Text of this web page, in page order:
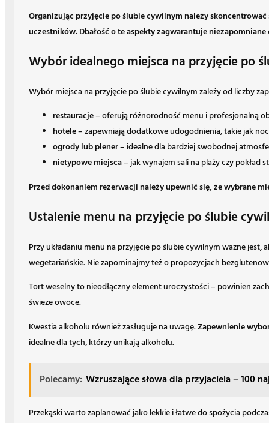
Organizując przyjęcie po ślubie cywilnym należy
uczestników. Dbałość o te aspekty zagwarantuje
Wybór idealnego miejsca na przyjęcie po
Wybór miejsca na przyjęcie po ślubie cywilnym zależy od liczby
restauracje– oferują różnorodność menu i profesjonalną
hotele– zapewniają dodatkowe udogodnienia, takie jak
ogrody lub plener– idealne dla bardziej swobodnej
nietypowe miejsca– jak wynajem sali na plaży czy pokład
Przed dokonaniem rezerwacji należy upewnić się, że wybrane
Ustalenie menu na przyjęcie po ślubie
Przy układaniu menu na przyjęcie po ślubie cywilnym ważne jest,
wegetariańskie. Nie zapominajmy też o propozycjach
Tort weselny to nieodłączny element uroczystości – powinien
świeże owoce.
Kwestia alkoholu również zasługuje na uwagę.Zapewnienie
idealne dla tych, którzy unikają alkoholu.
Polecamy: Wzruszające słowa dla przyjaciela – 100
Przekąski warto zaplanować jako lekkie i łatwe do spożycia